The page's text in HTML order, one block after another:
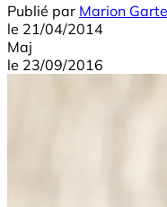
Publié par Marion
le 21/04/2014
Maj
le 23/09/2016